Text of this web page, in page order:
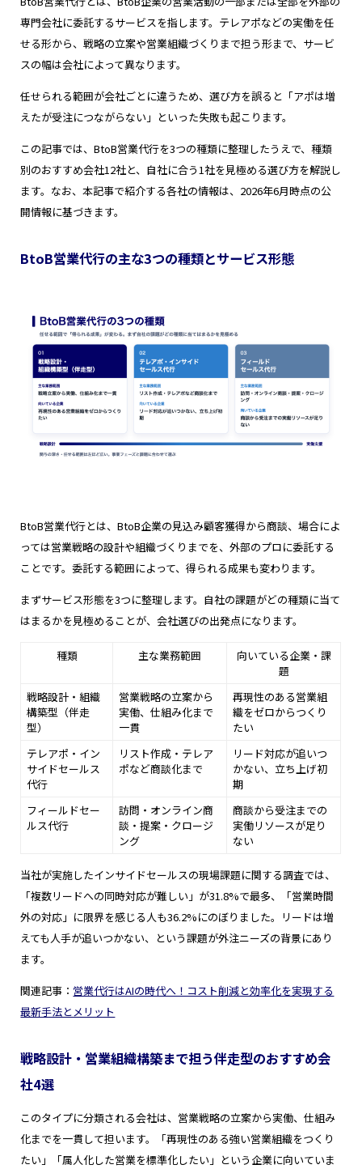
資料ダウンロード
お問い合わせ
プライバシーポリシー情報セキュリティ方針
専門会社に委託するサービスを指します。テレアポなどの実働を任
せる形から、戦略の立案や営業組織づくりまで担う形まで、サービ
スの幅は会社によって異なります。
任せられる範囲が会社ごとに違うため、選び方を誤ると「アポは増
えたが受注につながらない」といった失敗も起こります。
この記事では、BtoB営業代行を3つの種類に整理したうえで、種類
別のおすすめ会社12社と、自社に合う1社を見極める選び方を解説し
ます。なお、本記事で紹介する各社の情報は、2026年6月時点の公
開情報に基づきます。
BtoB営業代行の主な3つの種類とサービス形態
BtoB営業代行とは、BtoB企業の見込み顧客獲得から商談、場合によ
っては営業戦略の設計や組織づくりまでを、外部のプロに委託する
ことです。委託する範囲によって、得られる成果も変わります。
まずサービス形態を3つに整理します。自社の課題がどの種類に当て
はまるかを見極めることが、会社選びの出発点になります。
種類 主な業務範囲
向いている企業・課
題
戦略設計・組織
構築型（伴走
型）
営業戦略の立案から
実働、仕組み化まで
一貫
再現性のある営業組
織をゼロからつくり
たい
テレアポ・イン
サイドセールス
代行
リスト作成・テレア
ポなど商談化まで
リード対応が追いつ
かない、立ち上げ初
期
フィールドセー
ルス代行
訪問・オンライン商
談・提案・クロージ
ング
商談から受注までの
実働リソースが足り
ない
当社が実施したインサイドセールスの現場課題に関する調査では、
「複数リードへの同時対応が難しい」が31.8%で最多、「営業時間
外の対応」に限界を感じる人も36.2%にのぼりました。リードは増
えても人手が追いつかない、という課題が外注ニーズの背景にあり
ます。
関連記事： 営業代行はAIの時代へ！コスト削減と効率化を実現する
最新手法とメリット
戦略設計・営業組織構築まで担う伴走型のおすすめ会
社4選
このタイプに分類される会社は、営業戦略の立案から実働、仕組み
化までを一貫して担います。「再現性のある強い営業組織をつくり
たい」「属人化した営業を標準化したい」という企業に向いていま